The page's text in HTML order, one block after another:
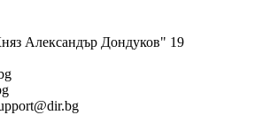
Александър Дондуков" 19